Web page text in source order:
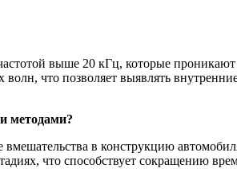
выше 20 кГц, которые
что позволяет выявлять
методами?
в конструкцию
что способствует сокращению